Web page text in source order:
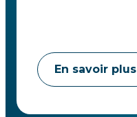
En savoir plus